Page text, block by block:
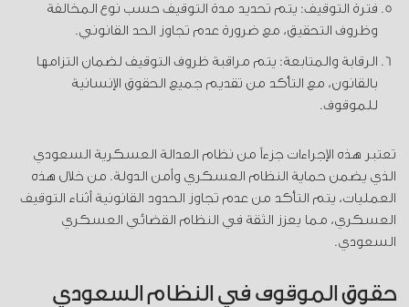
فترة التوقيف: يتم تحديد مدة التوقيف حسب نوع المخالفة
وظروف التحقيق، مع ضرورة عدم تجاوز الحد القانوني.
الرقابة والمتابعة: يتم مراقبة ظروف التوقيف لضمان التزامها
بالقانون، مع التأكد من تقديم جميع الحقوق الإنسانية
للموقوف.
تعتبر هذه الإجراءات جزءاً من نظام العدالة العسكرية السعودي
الذي يضمن حماية النظام العسكري وأمن الدولة. من خلال هذه
العمليات، يتم التأكد من عدم تجاوز الحدود القانونية أثناء التوقيف
العسكري، مما يعزز الثقة في النظام القضائي العسكري
السعودي.
حقوق الموقوف في النظام السعودي